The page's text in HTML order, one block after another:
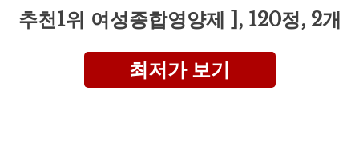
추천1위 여성종합영양제 ], 120정, 2개
최저가 보기